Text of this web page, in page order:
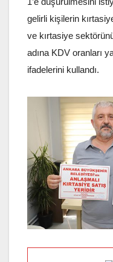
1’e düşürülmesini
gelirli kişilerin
ve kırtasiye
adına KDV oranları
ifadelerini kullandı.